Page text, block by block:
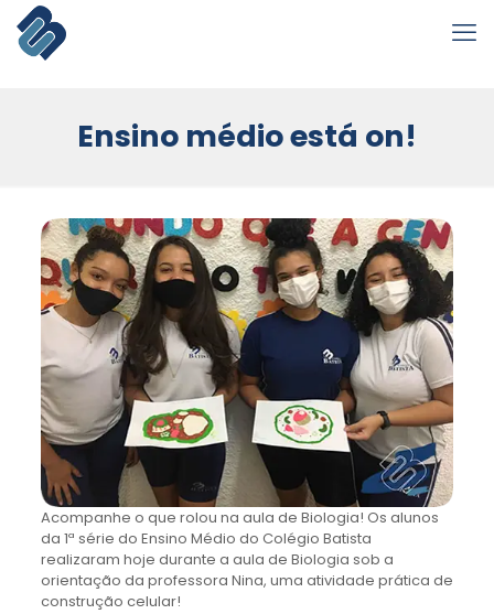
Ensino médio está on!
Acompanhe o que rolou na aula de Biologia! Os alunos
da 1ª série do Ensino Médio do Colégio Batista
realizaram hoje durante a aula de Biologia sob a
orientação da professora Nina, uma atividade prática de
construção celular!